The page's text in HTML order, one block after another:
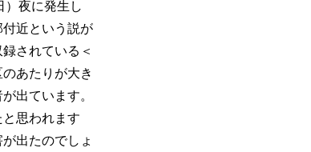
）夜に発生し
近という説が
されている＜
あたりが大き
出ています。
思われます
出たのでしょ